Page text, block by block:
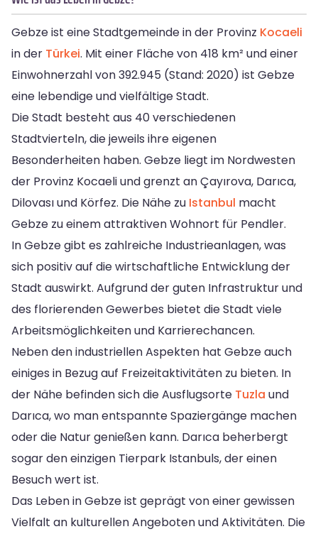
Gebze ist eine Stadtgemeinde in der Provinz Kocaeli
in der Türkei. Mit einer Fläche von 418 km² und einer
Einwohnerzahl von 392.945 (Stand: 2020) ist Gebze
eine lebendige und vielfältige Stadt.
Die Stadt besteht aus 40 verschiedenen
Stadtvierteln, die jeweils ihre eigenen
Besonderheiten haben. Gebze liegt im Nordwesten
der Provinz Kocaeli und grenzt an Çayırova, Darıca,
Dilovası und Körfez. Die Nähe zu Istanbul macht
Gebze zu einem attraktiven Wohnort für Pendler.
In Gebze gibt es zahlreiche Industrieanlagen, was
sich positiv auf die wirtschaftliche Entwicklung der
Stadt auswirkt. Aufgrund der guten Infrastruktur und
des florierenden Gewerbes bietet die Stadt viele
Arbeitsmöglichkeiten und Karrierechancen.
Neben den industriellen Aspekten hat Gebze auch
einiges in Bezug auf Freizeitaktivitäten zu bieten. In
der Nähe befinden sich die Ausflugsorte Tuzla und
Darıca, wo man entspannte Spaziergänge machen
oder die Natur genießen kann. Darıca beherbergt
sogar den einzigen Tierpark Istanbuls, der einen
Besuch wert ist.
Das Leben in Gebze ist geprägt von einer gewissen
Vielfalt an kulturellen Angeboten und Aktivitäten. Die